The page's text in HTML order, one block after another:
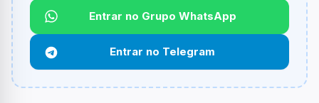
Qual é o desconto máximo?
Não informado ou sem limite.
Funciona em qualquer produto?
Não necessariamente. Depende de itens participantes
e alguns vendedores ou produtos especificos podem
Entrar no Grupo WhatsApp
Entrar no Telegram